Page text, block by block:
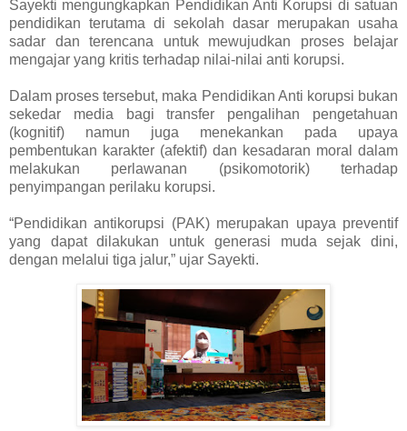
Sayekti mengungkapkan Pendidikan Anti Korupsi di satuan
pendidikan terutama di sekolah dasar merupakan usaha
sadar dan terencana untuk mewujudkan proses belajar
mengajar yang kritis terhadap nilai-nilai anti korupsi.
Dalam proses tersebut, maka Pendidikan Anti korupsi bukan
sekedar media bagi transfer pengalihan pengetahuan
(kognitif) namun juga menekankan pada upaya
pembentukan karakter (afektif) dan kesadaran moral dalam
melakukan perlawanan (psikomotorik) terhadap
penyimpangan perilaku korupsi.
“Pendidikan antikorupsi (PAK) merupakan upaya preventif
yang dapat dilakukan untuk generasi muda sejak dini,
dengan melalui tiga jalur,” ujar Sayekti.